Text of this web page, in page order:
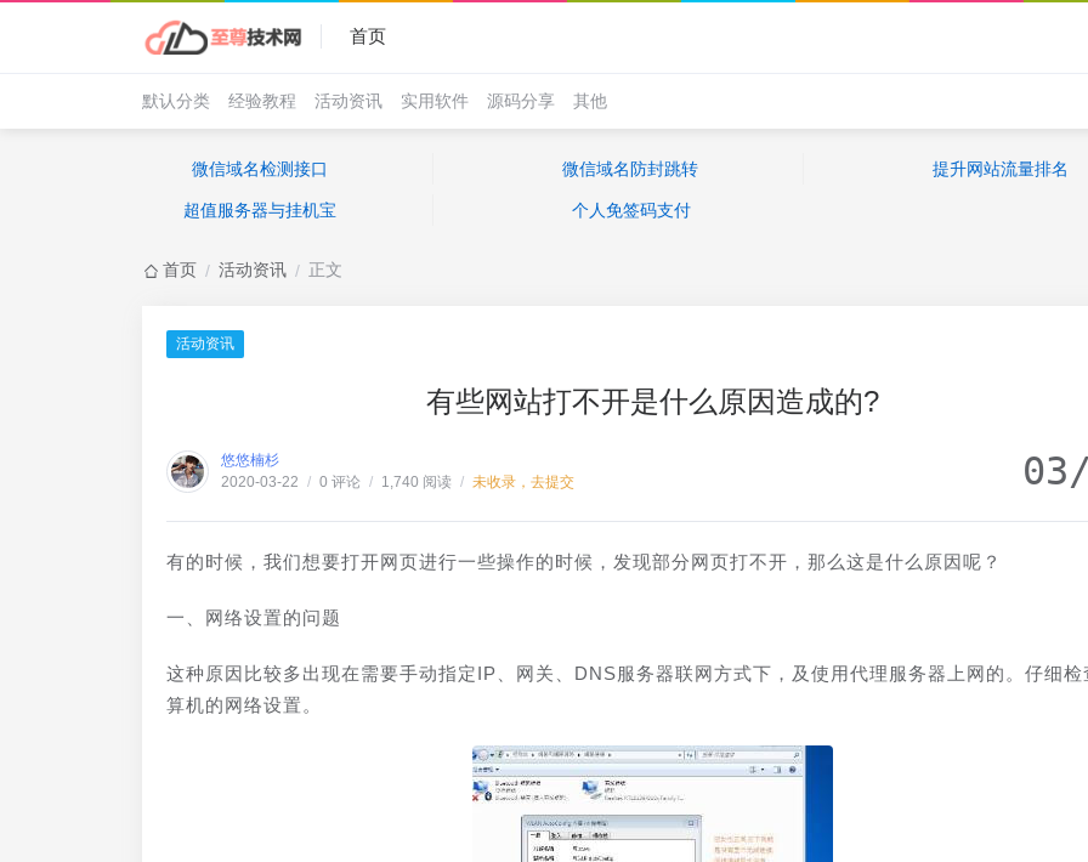
首页
默认分类 经验教程 活动资讯 实用软件 源码分享 其他
微信域名检测接口 微信域名防封跳转 提升网站流量排名
超值服务器与挂机宝 个人免签码支付
首页 / 活动资讯 / 正文
活动资讯
有些网站打不开是什么原因造成的?
悠悠楠杉
2020-03-22 / 0 评论 / 1,740 阅读 / 未收录，去提交
有的时候，我们想要打开网页进行一些操作的时候，发现部分网页打不开，那么这是什么原因呢？
一、网络设置的问题
这种原因比较多出现在需要手动指定IP、网关、DNS服务器联网方式下，及使用代理服务器上网的。仔细检
算机的网络设置。